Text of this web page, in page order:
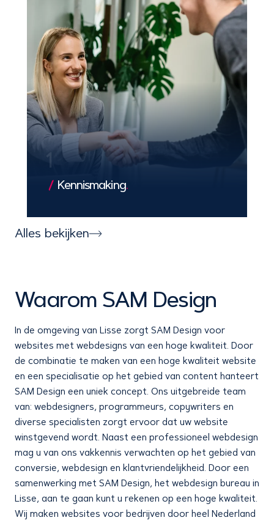
1
Kennismaking.
een exclusieve en succesvolle
Alles bekijken
Waarom SAM Design
In de omgeving van Lisse zorgt SAM Design voor
websites met webdesigns van een hoge kwaliteit. Door
de combinatie te maken van een hoge kwaliteit website
en een specialisatie op het gebied van content hanteert
SAM Design een uniek concept. Ons uitgebreide team
van: webdesigners, programmeurs, copywriters en
diverse specialisten zorgt ervoor dat uw website
winstgevend wordt. Naast een professioneel webdesign
mag u van ons vakkennis verwachten op het gebied van
conversie, webdesign en klantvriendelijkheid. Door een
samenwerking met SAM Design, het webdesign bureau in
Lisse, aan te gaan kunt u rekenen op een hoge kwaliteit.
Wij maken websites voor bedrijven door heel Nederland